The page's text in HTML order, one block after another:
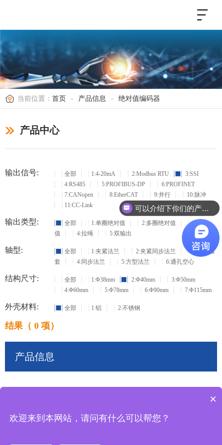
当前位置： 首页 - 产品信息 - 绝对值编码器
产品中心
输出信号: 全部 1:4-20mA 2:Modbus RTU
3:SSI
4:RS485
5:PROFIBUS-DP
6:PROFINET
7:CANopen
8:EtherCAT 9:并行
10:脉冲
11:CC-Link
输出类型: 全部 1:单圈绝对值 2:多圈绝对值
3:增量
值
4:拉绳 5:双输出
轴型: 全部 1:夹紧法兰 2:夹紧同步法兰
3:盲孔轴
套
4:同步法兰 5:方型法兰 6:通孔空心
结构尺寸: 全部 1:Φ38mm 2:Φ40mm
3:Φ50mm
4:Φ60mm
5:Φ78mm 6:Φ90mm 7:Φ115mm
外壳材料: 全部 1:铝 2:不锈钢
结果（ 0 项）
产品信息
可以介绍下你们的产品么？
×
欢迎来到本网站，请问有什么可以帮您？